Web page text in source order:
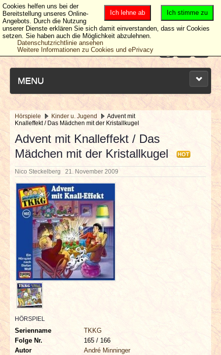
MENU
NEUESTE ARTIKEL
NEWS & DATES
BERICHTE
VERLOSUNGEN
INTERVIEWS
SPECIALS
REDAKTION
LINKS
ARCHIV
Hörspiele Kinder u. Jugend
Advent mit
Knalleffekt / Das Mädchen mit der Kristallkugel
Advent mit Knalleffekt / Das
Mädchen mit der Kristallkugel
HOT
Nico Steckelberg 21. November 2009
HÖRSPIEL
Serienname
TKKG
Folge Nr.
165 / 166
Autor
André Minninger
Ich stimme zu
Ich lehne ab
Cookies helfen uns bei der
Bereitstellung unseres Online-
Angebots. Durch die Nutzung
unserer Dienste erklären Sie sich damit einverstanden, dass wir Cookies
setzen. Sie haben auch die Möglichkeit abzulehnen.
Datenschutzrichtlinie ansehen
Weitere Informationen zu Cookies und ePrivacy